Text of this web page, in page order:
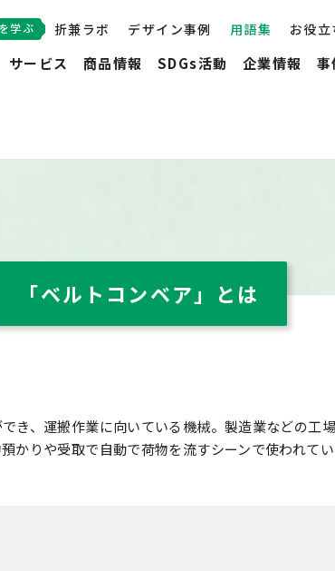
学ぶ 折兼ラボ デザイン事例 用語集 お役
サービス 商品情報 SDGs活動 企業情報 事
「ベルトコンベア」とは
き、運搬作業に向いている機械。製造業などの工
かりや受取で自動で荷物を流すシーンで使われて